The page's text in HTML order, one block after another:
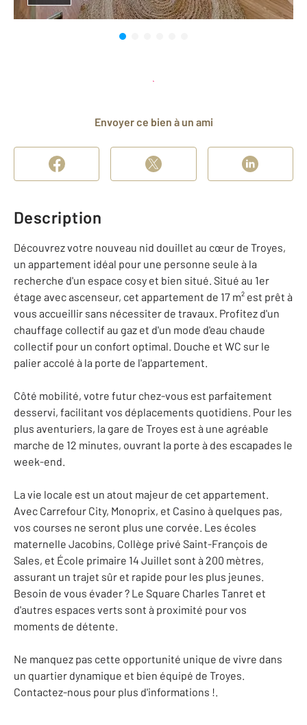
Envoyer ce bien à un ami
Description
Découvrez votre nouveau nid douillet au cœur de Troyes,
un appartement idéal pour une personne seule à la
recherche d'un espace cosy et bien situé. Situé au 1er
étage avec ascenseur, cet appartement de 17 m² est prêt à
vous accueillir sans nécessiter de travaux. Profitez d'un
chauffage collectif au gaz et d'un mode d'eau chaude
collectif pour un confort optimal. Douche et WC sur le
palier accolé à la porte de l'appartement.
Côté mobilité, votre futur chez-vous est parfaitement
desservi, facilitant vos déplacements quotidiens. Pour les
plus aventuriers, la gare de Troyes est à une agréable
marche de 12 minutes, ouvrant la porte à des escapades le
week-end.
La vie locale est un atout majeur de cet appartement.
Avec Carrefour City, Monoprix, et Casino à quelques pas,
vos courses ne seront plus une corvée. Les écoles
maternelle Jacobins, Collège privé Saint-François de
Sales, et École primaire 14 Juillet sont à 200 mètres,
assurant un trajet sûr et rapide pour les plus jeunes.
Besoin de vous évader ? Le Square Charles Tanret et
d'autres espaces verts sont à proximité pour vos
moments de détente.
Ne manquez pas cette opportunité unique de vivre dans
un quartier dynamique et bien équipé de Troyes.
Contactez-nous pour plus d'informations !.